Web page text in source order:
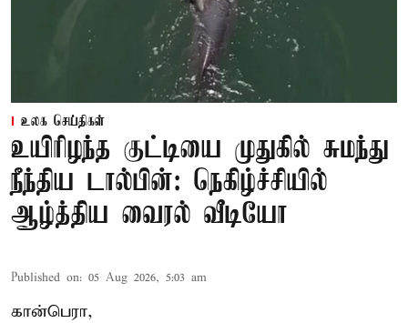
உலக செய்திகள்
உயிரிழந்த குட்டியை முதுகில் சுமந்து
நீந்திய டால்பின்: நெகிழ்ச்சியில்
ஆழ்த்திய வைரல் வீடியோ
Published on: 05 Aug 2026, 5:03 am
கான்பெரா,